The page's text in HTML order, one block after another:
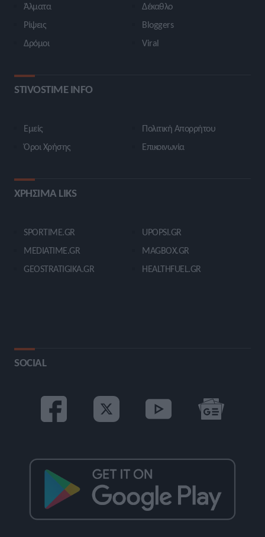
Άλματα
Ρίψεις
Δρόμοι
Δέκαθλο
Bloggers
Viral
STIVOSTIME INFO
Εμείς
Όροι Χρήσης
Πολιτική Απορρήτου
Επικοινωνία
ΧΡΗΣΙΜΑ LIKS
SPORTIME.GR
MEDIATIME.GR
GEOSTRATIGIKA.GR
UPOPSI.GR
MAGBOX.GR
HEALTHFUEL.GR
SOCIAL